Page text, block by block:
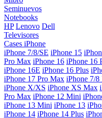
Seminuevos
Notebooks
HP Lenovo Dell
Televisores
Cases iPhone
iPhone 7/8/SE iPhone 15
Pro Max iPhone 16 iPhone 16
iPhone 16E iPhone 16 Plus
iPhone 17 Pro Max iPhone 7/8
iPhone X/XS iPhone XS Max
Pro Max iPhone 12 Mini
iPhone 13 Mini iPhone 13
iPhone 14 iPhone 14 Plus